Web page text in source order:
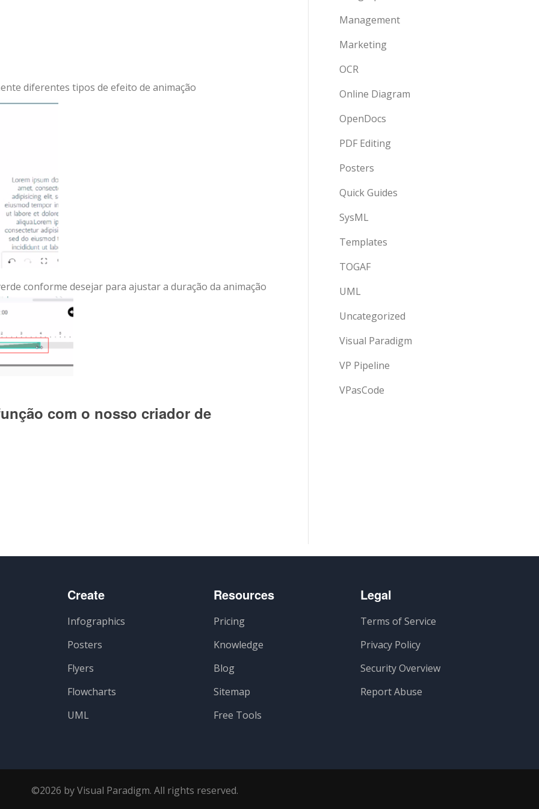
diferentes tipos de efeito de animação
conforme desejar para ajustar a duração da animação
com o nosso criador de
Management
Marketing
OCR
Online Diagram
OpenDocs
PDF Editing
Posters
Quick Guides
SysML
Templates
TOGAF
UML
Uncategorized
Visual Paradigm
VP Pipeline
VPasCode
Create
Infographics
Posters
Flyers
Flowcharts
UML
Resources
Pricing
Knowledge
Blog
Sitemap
Free Tools
Legal
Terms of Service
Privacy Policy
Security Overview
Report Abuse
©2026 by Visual Paradigm. All rights reserved.